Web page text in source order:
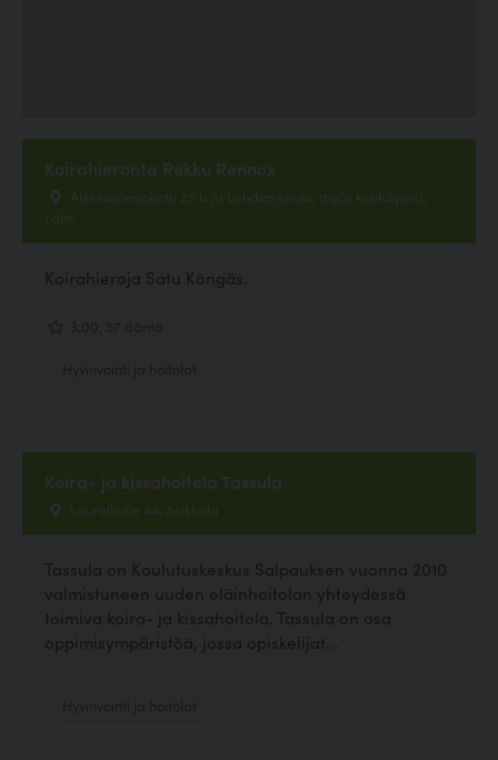
Koirahieronta Rekku Rennox
Aleksanterinkatu 25 b ja Lahden seutu, myös kotikäynnit,
Lahti
Koirahieroja Satu Köngäs.
Koira- ja kissahoitola Tassula
Laurellintie 44, Asikkala
Tassula on Koulutuskeskus Salpauksen vuonna 2010
valmistuneen uuden eläinhoitolan yhteydessä
toimiva koira- ja kissahoitola. Tassula on osa
oppimisympäristöä, jossa opiskelijat...